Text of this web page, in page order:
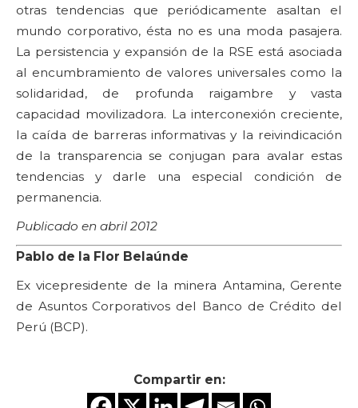
otras tendencias que periódicamente asaltan el
mundo corporativo, ésta no es una moda pasajera.
La persistencia y expansión de la RSE está asociada
al encumbramiento de valores universales como la
solidaridad, de profunda raigambre y vasta
capacidad movilizadora. La interconexión creciente,
la caída de barreras informativas y la reivindicación
de la transparencia se conjugan para avalar estas
tendencias y darle una especial condición de
permanencia.
Publicado en abril 2012
Pablo de la Flor Belaúnde
Ex vicepresidente de la minera Antamina, Gerente
de Asuntos Corporativos del Banco de Crédito del
Perú (BCP).
Compartir en: